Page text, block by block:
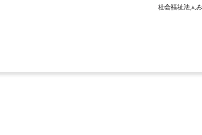
社会福祉法人